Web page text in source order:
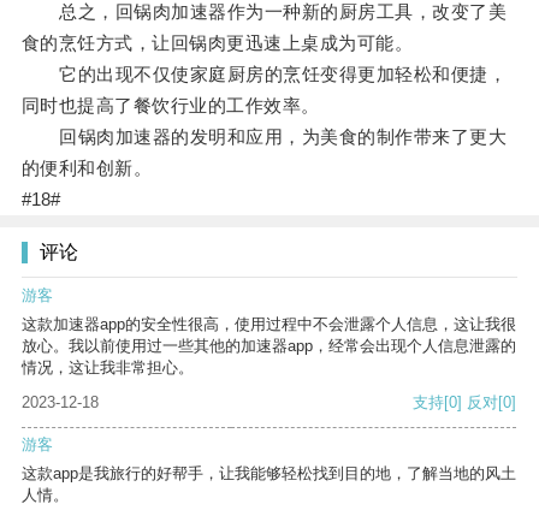
总之，回锅肉加速器作为一种新的厨房工具，改变了美
食的烹饪方式，让回锅肉更迅速上桌成为可能。
它的出现不仅使家庭厨房的烹饪变得更加轻松和便捷，
同时也提高了餐饮行业的工作效率。
回锅肉加速器的发明和应用，为美食的制作带来了更大
的便利和创新。
#18#
评论
游客
这款加速器app的安全性很高，使用过程中不会泄露个人信息，这让我很
放心。我以前使用过一些其他的加速器app，经常会出现个人信息泄露的
情况，这让我非常担心。
2023-12-18
支持[0] 反对[0]
游客
这款app是我旅行的好帮手，让我能够轻松找到目的地，了解当地的风土
人情。